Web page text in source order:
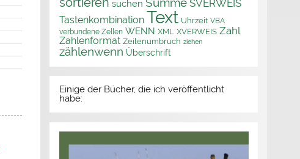
suchen SVERWEIS
Tastenkombination Text Uhrzeit VBA
verbundene Zellen WENN XML XVERWEIS Zahl
Zahlenformat Zeilenumbruch ziehen
zählenwenn Überschrift
Einige der Bücher, die ich veröffentlicht
habe: